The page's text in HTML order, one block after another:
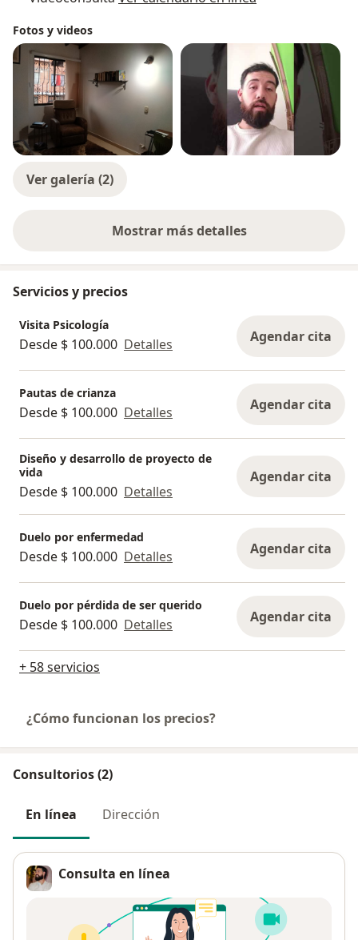
Fotos y videos
Ver galería (2)
Mostrar más detalles
sobre la experiencia
Servicios y precios
Visita Psicología
Desde $ 100.000 Detalles Agendar cita
Pautas de crianza
Desde $ 100.000 Detalles Agendar cita
Diseño y desarrollo de proyecto de
vida
Desde $ 100.000 Detalles
Agendar cita
Duelo por enfermedad
Desde $ 100.000 Detalles Agendar cita
Duelo por pérdida de ser querido
Desde $ 100.000 Detalles Agendar cita
+ 58 servicios
¿Cómo funcionan los precios?
Consultorios (2)
En línea Dirección
Consulta en línea